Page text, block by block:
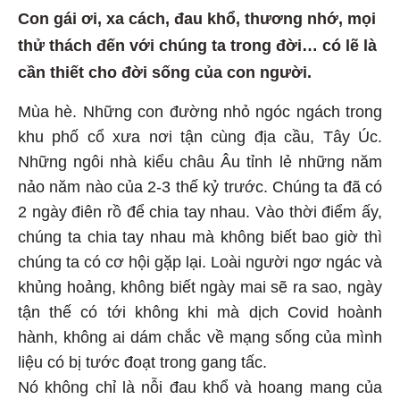
Con gái ơi, xa cách, đau khổ, thương nhớ, mọi
thử thách đến với chúng ta trong đời… có lẽ là
cần thiết cho đời sống của con người.
Mùa hè. Những con đường nhỏ ngóc ngách trong
khu phố cổ xưa nơi tận cùng địa cầu, Tây Úc.
Những ngôi nhà kiểu châu Âu tỉnh lẻ những năm
nảo năm nào của 2-3 thế kỷ trước. Chúng ta đã có
2 ngày điên rồ để chia tay nhau. Vào thời điểm ấy,
chúng ta chia tay nhau mà không biết bao giờ thì
chúng ta có cơ hội gặp lại. Loài người ngơ ngác và
khủng hoảng, không biết ngày mai sẽ ra sao, ngày
tận thế có tới không khi mà dịch Covid hoành
hành, không ai dám chắc về mạng sống của mình
liệu có bị tước đoạt trong gang tấc.
Nó không chỉ là nỗi đau khổ và hoang mang của